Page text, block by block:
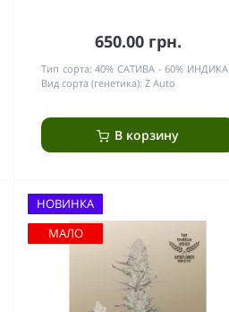
650.00 грн.
Тип сорта: 40% САТИВА - 60% ИНДИКА
Вид сорта (генетика): Z Auto
В корзину
НОВИНКА
МАЛО